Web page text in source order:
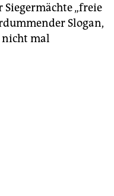
„freie
Slogan,
nicht mal